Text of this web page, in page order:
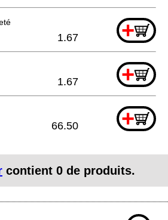
+
1.67
+
1.67
+
66.50
contient 0 de produits.